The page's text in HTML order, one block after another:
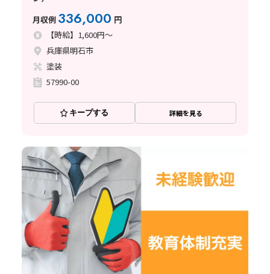
月収例 336,000 円
【時給】1,600円～
兵庫県明石市
塗装
57990-00
キープする 詳細を見る